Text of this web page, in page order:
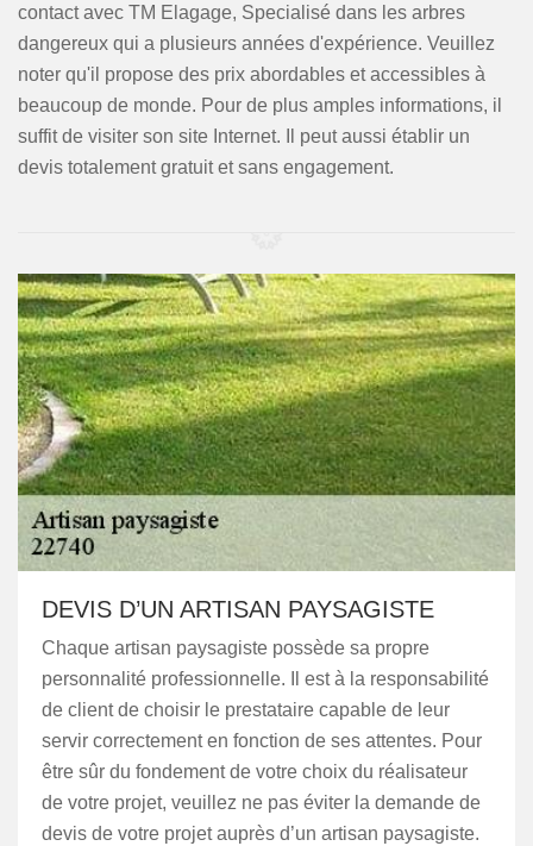
contact avec TM Elagage, Specialisé dans les arbres
dangereux qui a plusieurs années d'expérience. Veuillez
noter qu'il propose des prix abordables et accessibles à
beaucoup de monde. Pour de plus amples informations, il
suffit de visiter son site Internet. Il peut aussi établir un
devis totalement gratuit et sans engagement.
DEVIS D’UN ARTISAN PAYSAGISTE
Chaque artisan paysagiste possède sa propre
personnalité professionnelle. Il est à la responsabilité
de client de choisir le prestataire capable de leur
servir correctement en fonction de ses attentes. Pour
être sûr du fondement de votre choix du réalisateur
de votre projet, veuillez ne pas éviter la demande de
devis de votre projet auprès d’un artisan paysagiste.